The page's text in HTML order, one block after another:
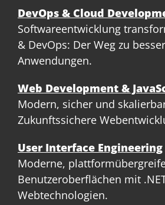
DevOps & Cloud
Softwareentwicklung
& DevOps: Der Weg zu
Anwendungen.
Web Development &
Modern, sicher und
Zukunftssichere
User Interface Engineering
Moderne,
Benutzeroberflächen mit
Webtechnologien.